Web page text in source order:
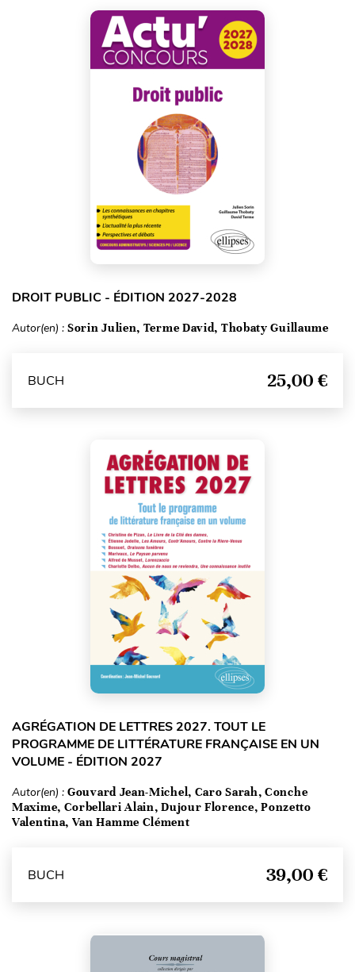
DROIT PUBLIC - ÉDITION 2027-2028
Autor(en) : Sorin Julien, Terme David, Thobaty Guillaume
BUCH 25,00 €
AGRÉGATION DE LETTRES 2027. TOUT LE
PROGRAMME DE LITTÉRATURE FRANÇAISE EN UN
VOLUME - ÉDITION 2027
Autor(en) : Gouvard Jean-Michel, Caro Sarah, Conche
Maxime, Corbellari Alain, Dujour Florence, Ponzetto
Valentina, Van Hamme Clément
BUCH 39,00 €